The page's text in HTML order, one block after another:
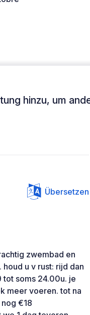
hinzu, um
Übersetzen
zwembad en
u v rust: rijd dan
tot soms 24.00u. je
meer voeren. tot na
€18